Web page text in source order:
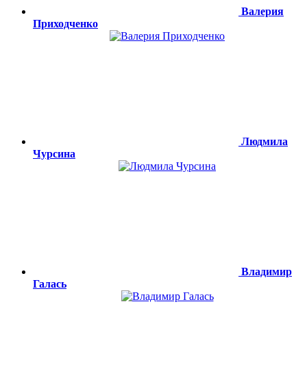
Валерия
Приходченко
Людмила
Чурсина
Владимир
Галась